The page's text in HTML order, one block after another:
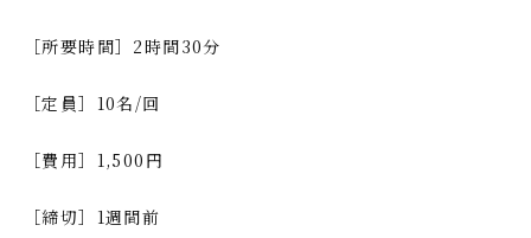
［所要時間］2時間30分
［定員］10名/回
［費用］1,500円
［締切］1週間前